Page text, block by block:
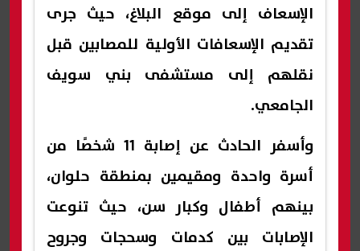
الإسعاف إلى موقع البلاغ، حيث جرى
تقديم الإسعافات الأولية للمصابين قبل
نقلهم إلى مستشفى بني سويف
الجامعي.
وأسفر الحادث عن إصابة 11 شخصًا من
أسرة واحدة ومقيمين بمنطقة حلوان،
بينهم أطفال وكبار سن، حيث تنوعت
الإصابات بين كدمات وسحجات وجروح